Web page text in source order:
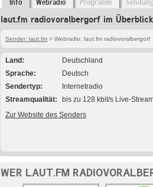
Info Webradio Programm
laut.fm radiovoralbergorf im Überblick
Sender: laut.fm > Webradio: laut.fm radiovoralbergorf
Land
Deutschland
Sprache
Deutsch
Sendertyp
Internetradio
Streamqualität
bis zu 128 kbit/s Live-
Zur Website des Senders
WER LAUT.FM